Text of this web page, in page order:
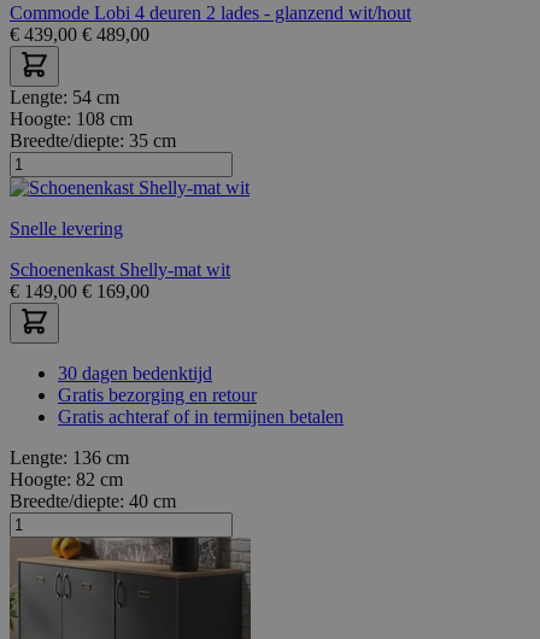
Commode Lobi 4 deuren 2 lades - glanzend wit/hout
€ 439,00 € 489,00
Lengte: 54 cm
Hoogte: 108 cm
Breedte/diepte: 35 cm
Snelle levering
Schoenenkast Shelly-mat wit
€ 149,00 € 169,00
30 dagen bedenktijd
Gratis bezorging en retour
Gratis achteraf of in termijnen betalen
Lengte: 136 cm
Hoogte: 82 cm
Breedte/diepte: 40 cm